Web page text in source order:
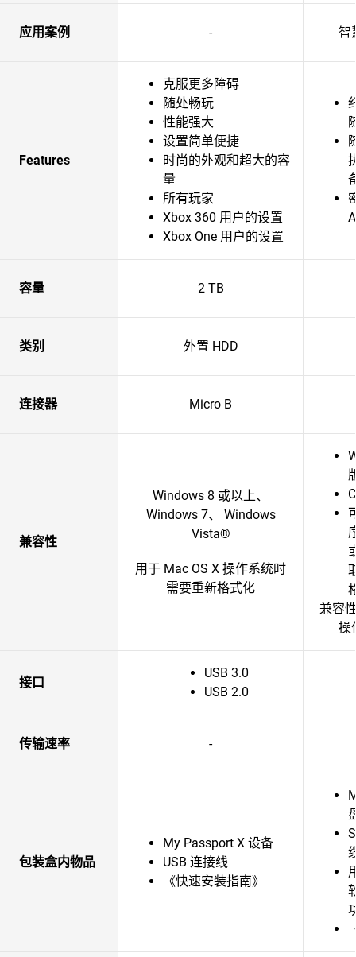
应用案例 - 智
Features
克服更多障碍
随处畅玩
性能强大
设置简单便捷
时尚的外观和超大的容
量
所有玩家
Xbox 360 用户的设置
Xbox One 用户的设置
容量 2 TB
类别 外置 HDD
连接器 Micro B
兼容性
Windows 8 或以上、
Windows 7、 Windows
Vista®
用于 Mac OS X 操作系统时
需要重新格式化
兼容
操
接口
USB 3.0
USB 2.0
传输速率 -
包装盒内物品
My Passport X 设备
USB 连接线
《快速安装指南》